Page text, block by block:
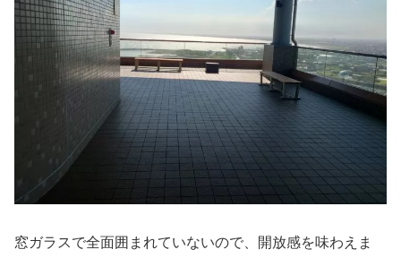
窓ガラスで全面囲まれていないので、開放感を味わえま